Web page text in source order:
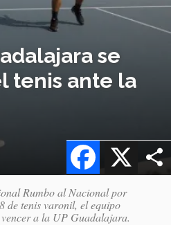
se
tenis ante la
X
Facebook
Rumbo al Nacional por
de tenis varonil, el equipo
a la UP Guadalajara.